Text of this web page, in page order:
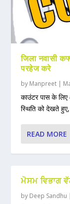
जिला नवासी
परहेज करे
by Manpreet |
काउंटर पास के
स्थिति को देखते
READ MORE
ਮੋਸਮ ਵਿਭਾਗ
by Deep Sandhu